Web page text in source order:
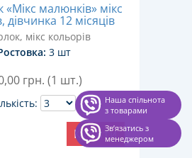
«Мікс малюнків» мікс
дівчинка 12 місяців
мікс кольорів
3 шт
грн. (1 шт.)
Купити
Наша спільнота
з товарами
Звʼязатись з
менеджером